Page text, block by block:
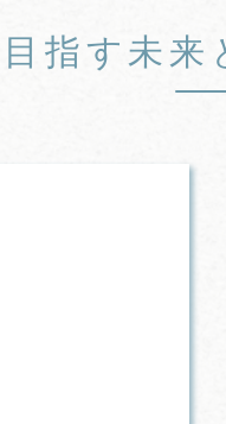
目指す未来